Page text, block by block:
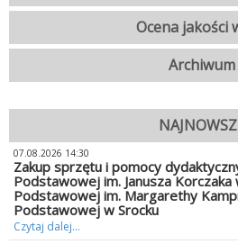
Ocena jakości
Archiwum
07.08.2026 14:30
Zakup sprzętu i pomocy
Podstawowej im. Janusza Korczaka
Podstawowej im. Margarethy
Podstawowej w Srocku
Czytaj dalej...